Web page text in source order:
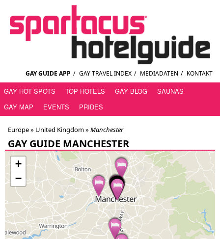
GAY GUIDE APP / GAY TRAVEL INDEX / MEDIADATEN / KONTAKT
GAY HOT SPOTS TOP HOTELS GAY BLOG
SAUNAS
GAY MAP
EVENTS PRIDES
Europe » United Kingdom» Manchester
GAY GUIDE MANCHESTER
+
−